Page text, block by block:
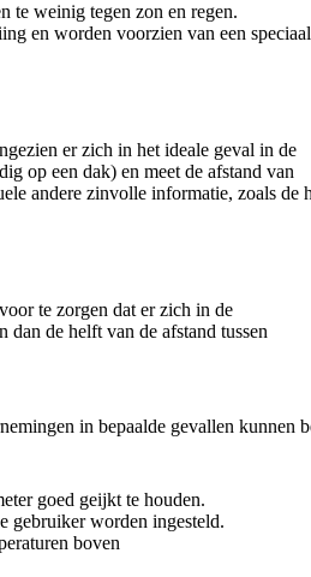
te weinig tegen zon en regen.
en worden voorzien van een
er zich in het ideale geval in de
op een dak) en meet de afstand van
andere zinvolle informatie, zoals
te zorgen dat er zich in de
de helft van de afstand tussen
in bepaalde gevallen kunnen
goed geijkt te houden.
gebruiker worden ingesteld.
boven